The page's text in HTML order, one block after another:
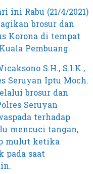
ini Rabu (21/4/2021)
brosur dan
Korona di tempat
Pembuang.
S.H., S.I.K.,
Seruyan Iptu Moch.
brosur dan
Seruyan
terhadap
mencuci tangan,
mulut ketika
pada saat